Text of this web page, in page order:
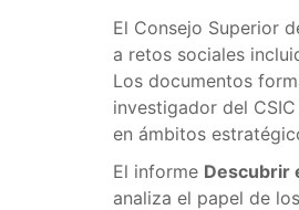
El Consejo Superior
a retos sociales
Los documentos
investigador del
en ámbitos
El informe Descubrir
analiza el papel de